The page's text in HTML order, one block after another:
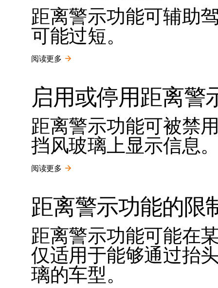
距离警示功能可辅助
可能过短。
阅读更多
启用或停用距离警
距离警示功能可被禁
挡风玻璃上显示信息
阅读更多
距离警示功能的限
距离警示功能可能在
仅适用于能够通过抬
璃的车型。